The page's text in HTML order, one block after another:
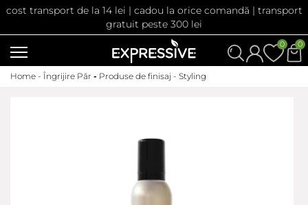
cost transport de la 14 lei | cadou la orice comandă | transport
gratuit peste 300 lei
0
0
Home - Îngrijire Păr - Produse de finisaj - Styling